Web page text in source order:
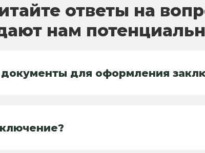
ответы на
нам
для оформления